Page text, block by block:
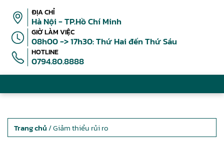
ĐỊA CHỈ
Hà Nội - TP.Hồ Chí Minh
GIỜ LÀM VIỆC
08h00 -> 17h30: Thứ Hai đến Thứ Sáu
HOTLINE
0794.80.8888
Trang chủ / Giảm thiểu rủi ro